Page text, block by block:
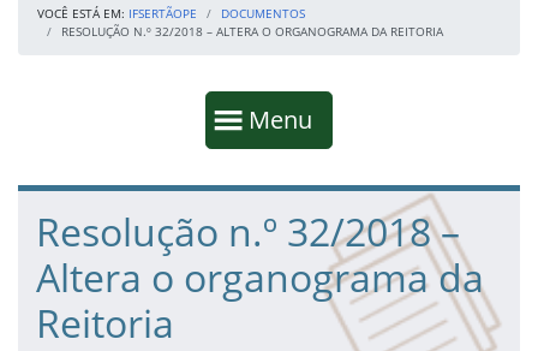
VOCÊ ESTÁ EM: IFSERTÃOPE
DOCUMENTOS
RESOLUÇÃO N.º 32/2018 – ALTERA O ORGANOGRAMA DA REITORIA
Mostrar
Menu
Fim da navegação
Início do conteúdo
Resolução n.º 32/2018 –
Altera o organograma da
Reitoria